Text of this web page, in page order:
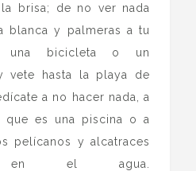
brisa; de no ver nada
blanca y palmeras a tu
una bicicleta o un
vete hasta la playa de
a no hacer nada, a
que es una piscina o a
pelícanos y alcatraces
en el agua.